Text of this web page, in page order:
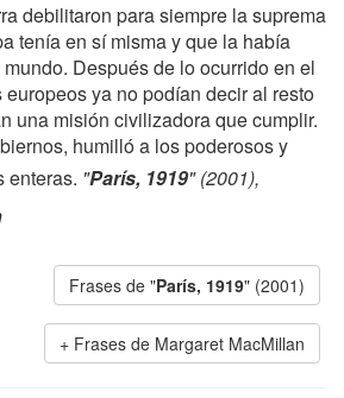
debilitaron para siempre la suprema
tenía en sí misma y que la había
Después de lo ocurrido en el
ya no podían decir al resto
una misión civilizadora que cumplir.
humilló a los poderosos y
enteras. "París, 1919" (2001),
Frases de "París, 1919" (2001)
Frases de Margaret MacMillan